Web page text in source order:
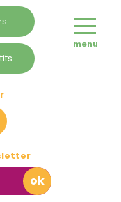
menu
Ulrich